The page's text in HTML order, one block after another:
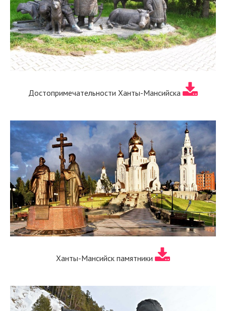
Достопримечательности Ханты-Мансийска
Ханты-Мансийск памятники